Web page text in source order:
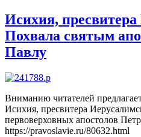
Исихия,
Похвала святым
Павлу
Вниманию читателей
Исихия, пресвитера
первоверховных апостолов
https://pravoslavie.ru/80632.html